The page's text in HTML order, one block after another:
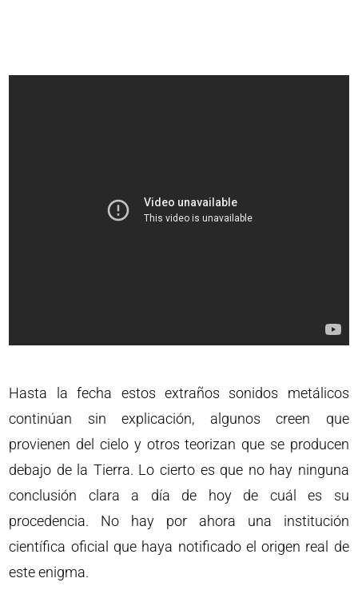
Hasta la fecha estos extraños sonidos metálicos
continúan sin explicación, algunos creen que
provienen del cielo y otros teorizan que se producen
debajo de la Tierra. Lo cierto es que no hay ninguna
conclusión clara a día de hoy de cuál es su
procedencia. No hay por ahora una institución
científica oficial que haya notificado el origen real de
este enigma.